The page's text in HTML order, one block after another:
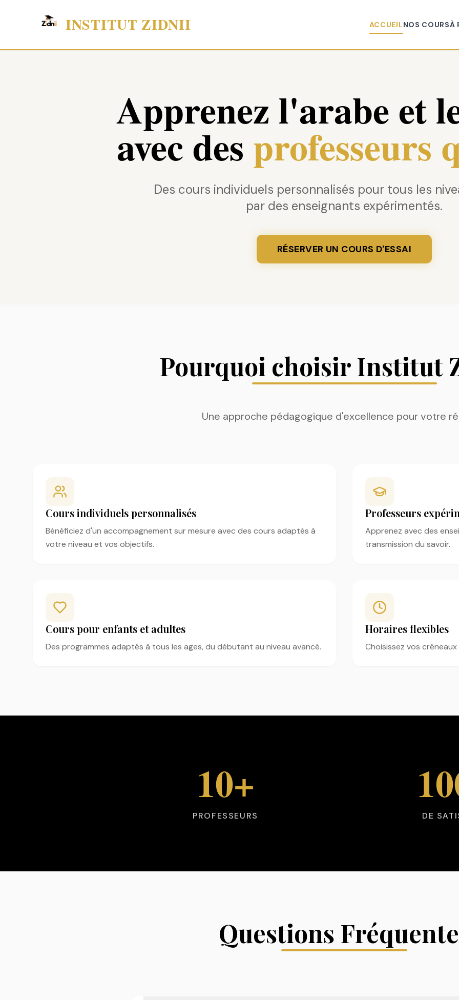
INSTITUT ZIDNII ACCUEILNOS COURSÀ
Apprenez l'arabe et
avec des professeurs
Des cours individuels personnalisés pour tous les
par des enseignants expérimentés.
RÉSERVER UN COURS D'ESSAI
Pourquoi choisir Institut
Une approche pédagogique d'excellence pour votre
Cours individuels personnalisés
Bénéficiez d'un accompagnement sur mesure avec des cours adaptés à
votre niveau et vos objectifs.
Professeurs
Apprenez avec des
transmission du savoir.
Cours pour enfants et adultes
Des programmes adaptés à tous les ages, du débutant au niveau avancé.
Horaires flexibles
Choisissez vos
10+
PROFESSEURS DE
Questions